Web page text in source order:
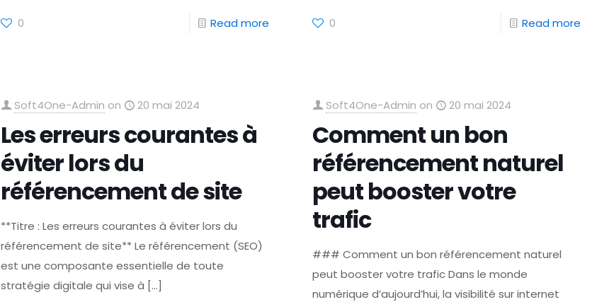
0 Read more 0 Read more
Soft4One-Admin on 20 mai 2024
Les erreurs courantes à
éviter lors du
référencement de site
**Titre : Les erreurs courantes à éviter lors du
référencement de site** Le référencement (SEO)
est une composante essentielle de toute
stratégie digitale qui vise à […]
Soft4One-Admin on 20 mai 2024
Comment un bon
référencement naturel
peut booster votre
trafic
### Comment un bon référencement naturel
peut booster votre trafic Dans le monde
numérique d’aujourd’hui, la visibilité sur internet